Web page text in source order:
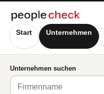
Start Unternehmen
Unternehmen suchen